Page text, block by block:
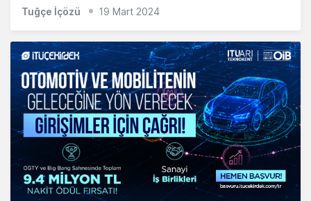
Tuğçe İçözü 19 Mart 2024